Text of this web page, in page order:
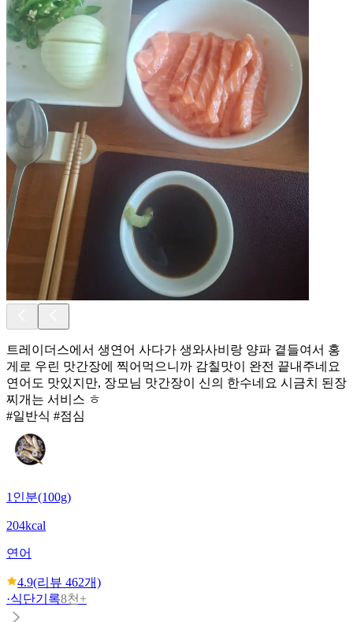
트레이더스에서 생연어 사다가 생와사비랑 양파 곁들여서 홍
게로 우린 맛간장에 찍어먹으니까 감칠맛이 완전 끝내주네요
연어도 맛있지만, 장모님 맛간장이 신의 한수네요 시금치 된장
찌개는 서비스 ㅎ
#일반식 #점심
1인분(100g)
204kcal
연어
4.9(리뷰 462개)
·식단기록8천+